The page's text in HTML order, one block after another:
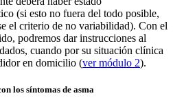
(si esto no fuera del todo posible,
el criterio de no variabilidad). Con el
podremos dar instrucciones al
cuando por su situación clínica
en domicilio (ver módulo 2).
los síntomas de asma